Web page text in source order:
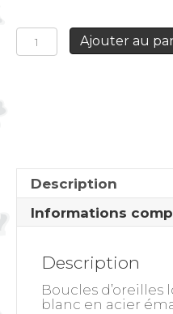
quantité
Boucles
Ajouter au
Description
Informations
Description
Boucles
blanc en acier